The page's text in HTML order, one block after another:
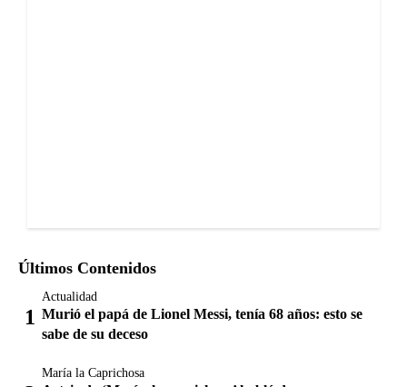
Últimos Contenidos
Actualidad
Murió el papá de Lionel Messi, tenía 68 años: esto se
sabe de su deceso
María la Caprichosa